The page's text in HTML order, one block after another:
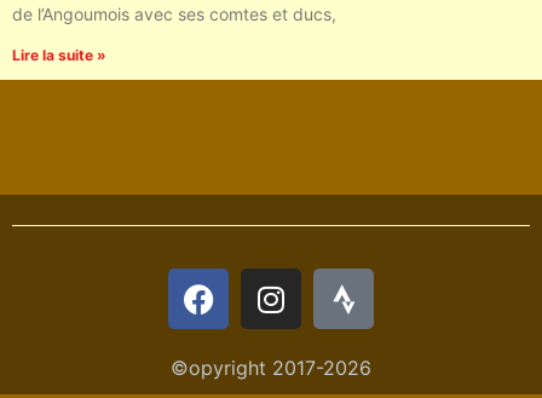
de l’Angoumois avec ses comtes et ducs,
Lire la suite »
©opyright 2017-2026